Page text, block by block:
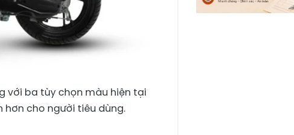
với ba tùy chọn màu hiện tại
hơn cho người tiêu dùng.